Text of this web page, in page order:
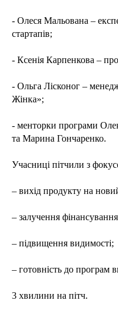
- Олеся Мальована –
стартапів;
- Ксенія Карпенкова –
- Ольга Лісконог –
Жінка»;
- менторки програми
та Марина Гончаренко.
Учасниці пітчили з
– вихід продукту на
– залучення
– підвищення видимості;
– готовність до програм
3 хвилини на пітч.